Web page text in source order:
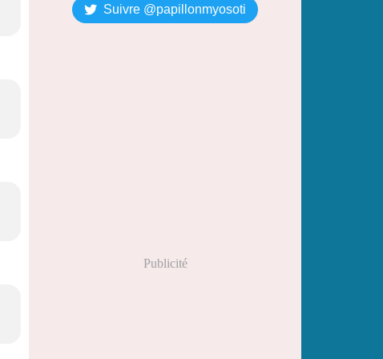
Suivre @papillonmyosoti
Publicité